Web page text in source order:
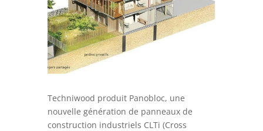
Techniwood produit Panobloc, une
nouvelle génération de panneaux de
construction industriels CLTi (Cross